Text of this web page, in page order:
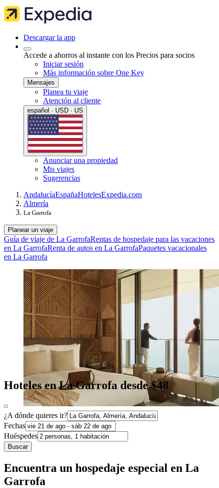
Descargar la app
Accede a ahorros al instante con los Precios para socios
Iniciar sesión
Más información sobre One Key
Mensajes
Planea tu viaje
Atención al cliente
español · USD · US
Anunciar una propiedad
Mis viajes
Sugerencias
AndalucíaEspañaHotelesExpedia.com
Almería
La Garrofa
Planear un viaje
Guía de viaje de La GarrofaRentas de hospedaje para las vacaciones
en La GarrofaRenta de autos en La GarrofaPaquetes vacacionales
en La Garrofa
Hoteles en La Garrofa desde $48
¿A dónde quieres ir?
Fechas
Huéspedes
Buscar
Encuentra un hospedaje especial en La
Garrofa